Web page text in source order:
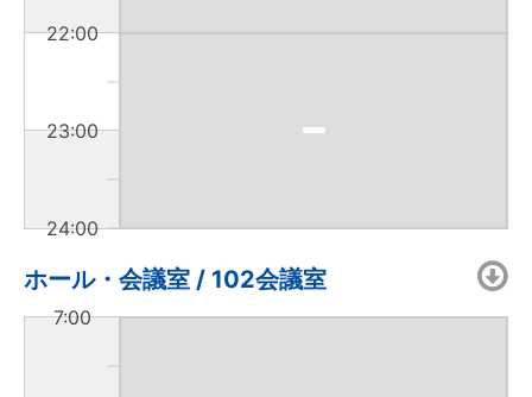
22:00
23:00
24:00
ホール・会議室 / 102会議室
7:00